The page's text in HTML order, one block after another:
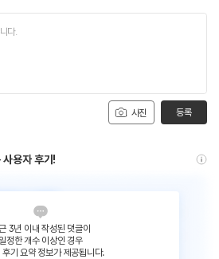
사진 등록
용자 후기!
3년 이내 작성된 댓글이
일정한 개수 이상인 경우
후기 요약 정보가 제공됩니다.